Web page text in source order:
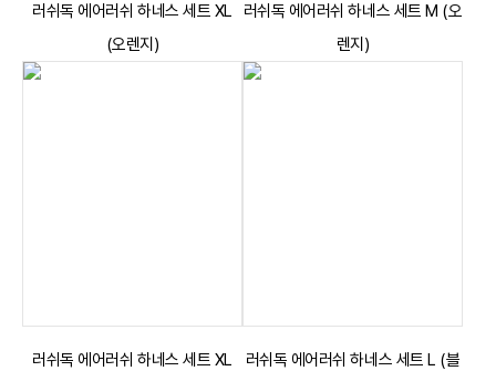
러쉬독 에어러쉬 하네스 세트 XL
(오렌지)
러쉬독 에어러쉬 하네스 세트 M (오
렌지)
러쉬독 에어러쉬 하네스 세트 XL
러쉬독 에어러쉬 하네스 세트 L (블